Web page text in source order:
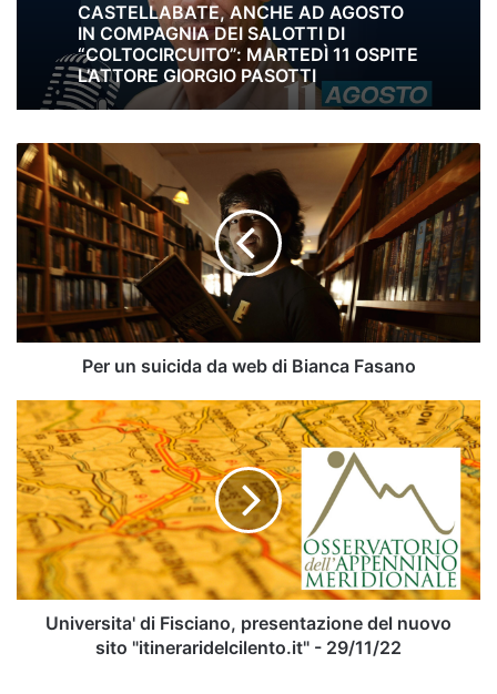
CASTELLABATE, ANCHE AD AGOSTO
IN COMPAGNIA DEI SALOTTI DI
“COLTOCIRCUITO”: MARTEDÌ 11 OSPITE
L’ATTORE GIORGIO PASOTTI
Per
un
suicida
da
web
di
Bianca
Fasano
Per un suicida da web di Bianca Fasano
Universita'
di
Fisciano,
presentazione
del
nuovo
sito
"itineraridelcilento.it"
-
29/11/22
Universita' di Fisciano, presentazione del nuovo
sito "itineraridelcilento.it" - 29/11/22